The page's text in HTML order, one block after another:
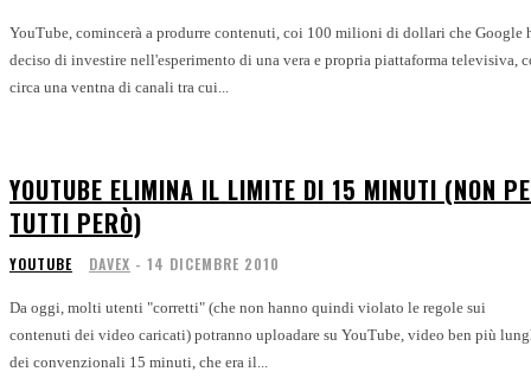
YouTube, comincerà a produrre contenuti, coi 100 milioni di dollari che Google
deciso di investire nell'esperimento di una vera e propria piattaforma televisiva,
circa una ventna di canali tra cui...
YOUTUBE ELIMINA IL LIMITE DI 15 MINUTI (NON
TUTTI PERÒ)
YOUTUBE DAVEX - 14 DICEMBRE 2010
Da oggi, molti utenti "corretti" (che non hanno quindi violato le regole sui
contenuti dei video caricati) potranno uploadare su YouTube, video ben più
dei convenzionali 15 minuti, che era il...